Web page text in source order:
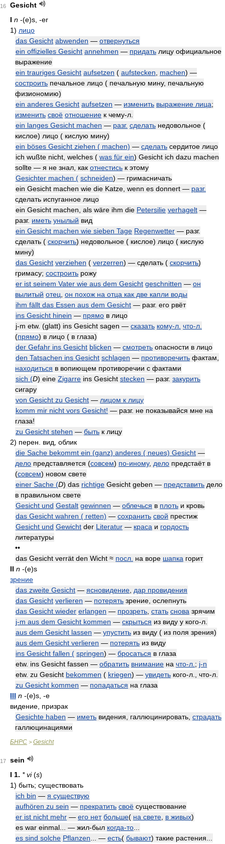
16
Gesicht
I n -(e)s, -er
1) лицо
das Gesicht abwenden — отвернуться
ein offizielles Gesicht annehmen — придать лицу официальное
выражение
ein trauriges Gesicht aufsetzen ( aufstecken machen) —
состроить печальное лицо ( печальную мину, печальную
физиономию)
ein anderes Gesicht aufsetzen — изменить выражение лица;
изменить своё отношение к чему-л.
ein langes Gesicht machen — разг. сделать недовольное (
кислое) лицо ( кислую мину)
ein böses Gesicht ziehen ( machen) — сделать сердитое лицо
ich wußte nicht, welches ( was für ein) Gesicht ich dazu machen
sollte — я не знал, как отнестись к этому
Gesichter machen ( schneiden) — гримасничать
ein Gesicht machen wie die Katze, wenn es donnert — разг.
сделать испуганное лицо
ein Gesicht machen, als wäre ihm die Petersilie verhagelt —
разг. иметь унылый вид
ein Gesicht machen wie sieben Tage Regenwetter — разг.
сделать ( скорчить) недовольное ( кислое) лицо ( кислую
мину)
das Gesicht verziehen ( verzerren) — сделать ( скорчить)
гримасу; состроить рожу
er ist seinem Vater wie aus dem Gesicht geschnitten — он
вылитый отец он похож на отца как две капли воды
ihm fällt das Essen aus dem Gesicht — разг. его рвёт
ins Gesicht hinein — прямо в лицо
j-m etw. (glatt) ins Gesicht sagen — сказать кому-л. что-л.
(прямо) в лицо ( в глаза)
der Gefahr ins Gesicht blicken — смотреть опасности в лицо
den Tatsachen ins Gesicht schlagen — противоречить фактам,
находиться в вопиющем противоречии с фактами
sich (D) eine Zigarre ins Gesicht stecken — разг. закурить
сигару
von Gesicht zu Gesicht — лицом к лицу
komm mir nicht vors Gesicht! — разг. не показывайся мне на
глаза!
zu Gesicht stehen — быть к лицу
2) перен. вид, облик
die Sache bekommt ein (ganz) anderes ( neues) Gesicht —
дело представляется (совсем) по-иному, дело предстаёт в
(совсем) новом свете
einer Sache (D) das richtige Gesicht geben — представить дело
в правильном свете
Gesicht und Gestalt gewinnen — облечься в плоть и кровь
das Gesicht wahren ( retten) — сохранить свой престиж
Gesicht und Gewicht der Literatur — краса и гордость
литературы
••
das Gesicht verrät den Wicht ≈ посл. на воре шапка горит
II n -(e)s
зрение
das zweite Gesicht — ясновидение дар провидения
das Gesicht verlieren — потерять зрение, ослепнуть
das Gesicht wieder erlangen — прозреть стать снова зрячим
j-m aus dem Gesicht kommen — скрыться из виду у кого-л.
aus dem Gesicht lassen — упустить из виду ( из поля зрения)
aus dem Gesicht verlieren — потерять из виду
ins Gesicht fallen ( springen) — бросаться в глаза
etw. ins Gesicht fassen — обратить внимание на что-л. ; j-n
etw. zu Gesicht bekommen ( kriegen) — увидеть кого-л., что-л.
zu Gesicht kommen — попадаться на глаза
III n -(e)s, -e
видение, призрак
Gesichte haben — иметь видения, галлюцинировать, страдать
галлюцинациями
БНРС > Gesicht
17
sein
I 1. * vi(s)
1) быть; существовать
ich bin — я существую
aufhören zu sein — прекратить своё существование
er ist nicht mehr — его нет больше( на свете в живых)
es war einmal... — жил-был когда-то
es sind solche Pflanzen ... — есть( бывают) такие растения...